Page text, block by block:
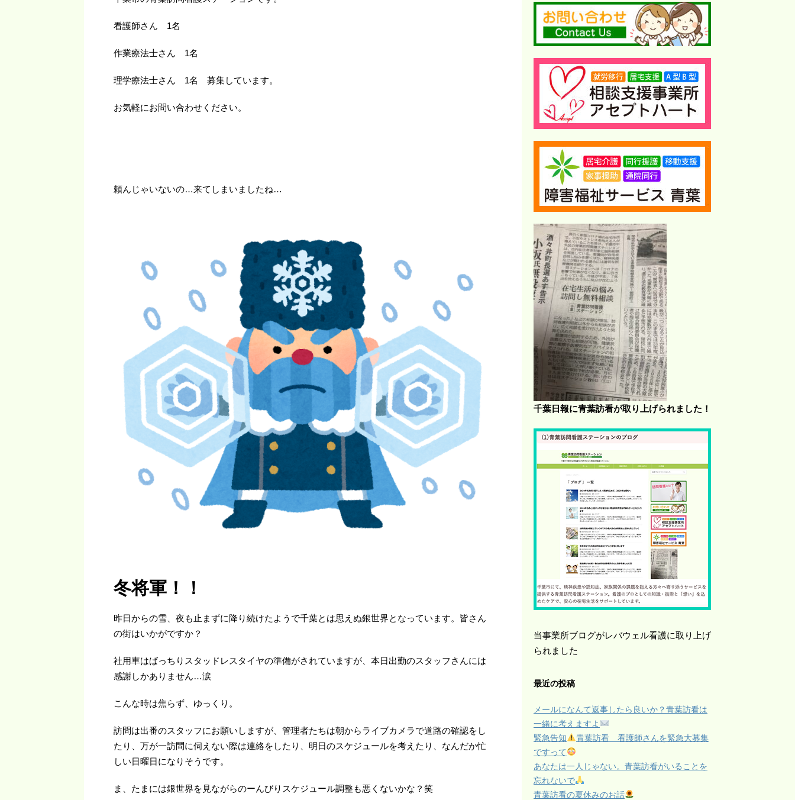
看護師さん 1名
作業療法士さん 1名
理学療法士さん 1名 募集しています。
お気軽にお問い合わせください。
頼んじゃいないの…来てしまいましたね…
冬将軍！！
昨日からの雪、夜も止まずに降り続けたようで千葉とは思えぬ銀世界となっています。皆さん
の街はいかがですか？
社用車はばっちり スタッドレスタイヤの準備がされていますが、本日出勤のスタッフさんには
感謝しかありません…涙
こんな時は焦らず、ゆっくり。
訪問は出番のスタッフにお願いしますが、管理者たちは朝からライブカメラで道路の確認をし
たり、万が一訪問に伺えない際は連絡をしたり、明日のスケジュールを考えたり、なんだか忙
しい日曜日になりそうです。
ま、たまには銀世界を見ながらのーんびりスケジュール調整も悪くないかな？笑
千葉日報に青葉訪看が取り上げられました！
当事業所ブログがレバウェル看護に取り上げ
られました
最近の投稿
メールになんて返事したら良いか？青葉訪看は
一緒に考えますよ
緊急告知
青葉訪看 看護師さんを緊急大募集
ですって
あなたは一人じゃない。青葉訪看がいることを
忘れないで
青葉訪看の夏休みのお話